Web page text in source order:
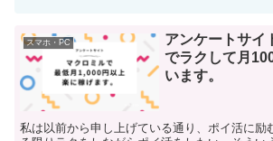
スマホ・PC
アンケートサイ
でラクして月
います。
私は以前から申し上げている通り、ポイ活に励